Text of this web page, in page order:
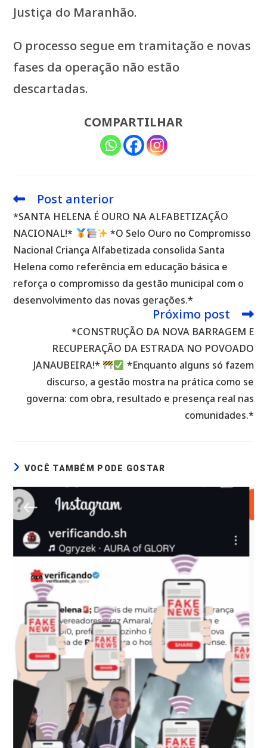
Justiça do Maranhão.
O processo segue em tramitação e novas
fases da operação não estão
descartadas.
COMPARTILHAR
Leia
artigos
Post anterior
*SANTA HELENA É OURO NA ALFABETIZAÇÃO
NACIONAL!*
*O Selo Ouro no Compromisso
Nacional Criança Alfabetizada consolida Santa
Helena como referência em educação básica e
reforça o compromisso da gestão municipal com o
desenvolvimento das novas gerações.*
Próximo post
*CONSTRUÇÃO DA NOVA BARRAGEM E
RECUPERAÇÃO DA ESTRADA NO POVOADO
JANAUBEIRA!*
*Enquanto alguns só fazem
discurso, a gestão mostra na prática como se
governa: com obra, resultado e presença real nas
comunidades.*
VOCÊ TAMBÉM PODE GOSTAR